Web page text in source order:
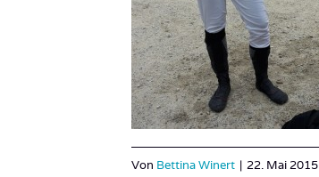
Von Bettina Winert | 22. Mai 2015